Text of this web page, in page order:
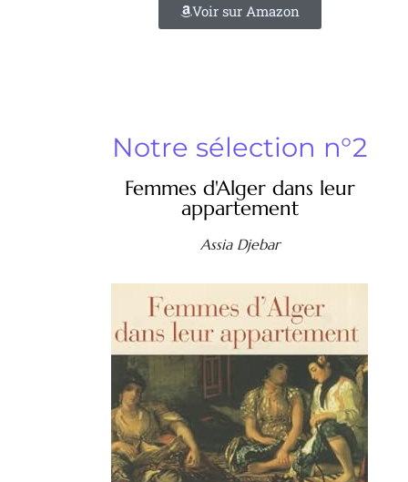
Voir sur Amazon
Notre sélection n°2
Femmes d'Alger dans leur
appartement
Assia Djebar